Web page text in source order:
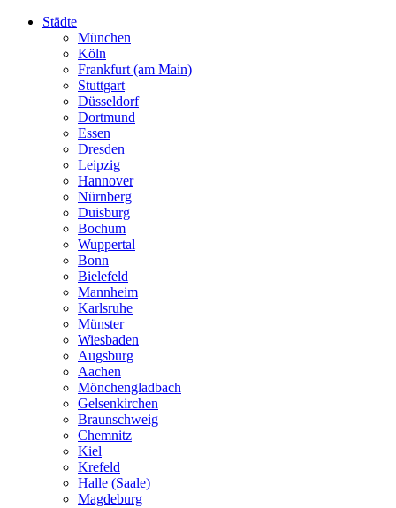
Städte
München
Köln
Frankfurt (am Main)
Stuttgart
Düsseldorf
Dortmund
Essen
Dresden
Leipzig
Hannover
Nürnberg
Duisburg
Bochum
Wuppertal
Bonn
Bielefeld
Mannheim
Karlsruhe
Münster
Wiesbaden
Augsburg
Aachen
Mönchengladbach
Gelsenkirchen
Braunschweig
Chemnitz
Kiel
Krefeld
Halle (Saale)
Magdeburg